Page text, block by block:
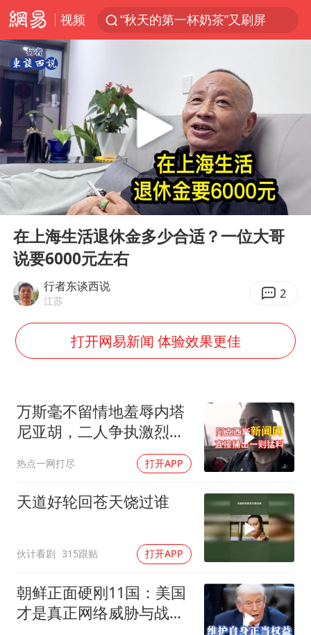
视频
“秋天的第一杯奶茶”又刷屏
台风“白海豚”体型变大！环流面积接近13个浙江那么大
汪峰阻止14岁女儿买大牌
台湾海峡南口北上船舶实施交通管制
国防部：坚决反制任何闹海挑衅图谋
曝美拒绝乌增购“爱国者”导弹请求
改名后的“青海拉面”店
中国女篮热身赛7日将战尼日利亚
东方之约 相约未来
Play
03:35
在上海生活退休金多少合适？一位大哥
说要6000元左右
行者东谈西说
江苏 2
打开网易新闻 体验效果更佳
万斯毫不留情地羞辱内塔
尼亚胡，二人争执激烈，
热点一网打尽 打开APP
天道好轮回苍天饶过谁
伙计看剧 315跟贴 打开APP
朝鲜正面硬刚11国：美国
才是真正网络威胁与战争